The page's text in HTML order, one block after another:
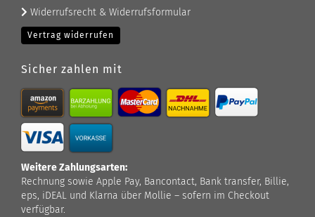
Widerrufsrecht & Widerrufsformular
Vertrag widerrufen
Sicher zahlen mit
Weitere Zahlungsarten:
Rechnung sowie Apple Pay, Bancontact, Bank transfer, Billie,
eps, iDEAL und Klarna über Mollie – sofern im Checkout
verfügbar.